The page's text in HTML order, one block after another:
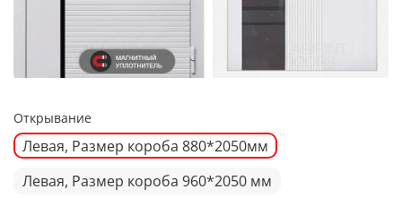
Открывание
Левая, Размер короба 880*2050мм
Левая, Размер короба 960*2050 мм